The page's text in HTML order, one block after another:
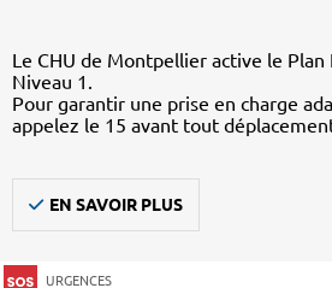
Le CHU de Montpellier active le Plan
Niveau 1.
Pour garantir une prise en charge
appelez le 15 avant tout
EN SAVOIR PLUS
URGENCES